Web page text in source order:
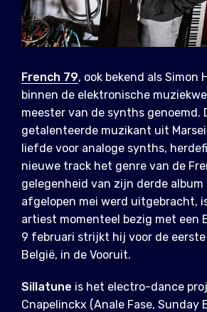
French 79, ook bekend als Simon
binnen de elektronische
meester van de synths genoemd.
getalenteerde muzikant uit
liefde voor analoge synths,
nieuwe track het genre van de
gelegenheid van zijn derde album
afgelopen mei werd uitgebracht,
artiest momenteel bezig met een
9 februari strijkt hij voor de eerste
België, in de Vooruit.
Sillatune is het electro-dance
Cnapelinckx (Anale Fase, Sunday